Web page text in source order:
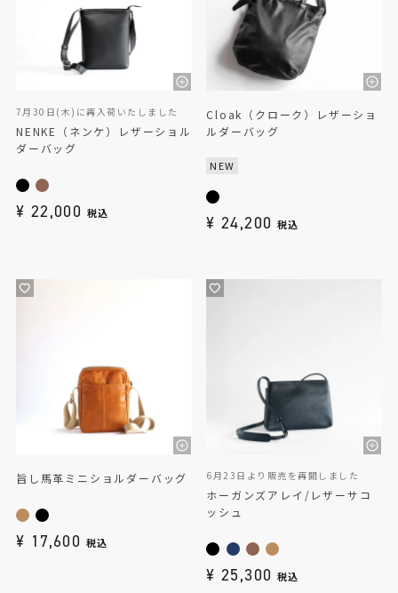
7月30日(木)に再入荷いたしました
NENKE（ネンケ）レザーショル
ダーバッグ
¥ 22,000 税込
Cloak（クローク）レザーショ
ルダーバッグ
NEW
¥ 24,200 税込
旨し馬革ミニショルダーバッグ
¥ 17,600 税込
6月23日より販売を再開しました
ホーガンズアレイ/レザーサコ
ッシュ
¥ 25,300 税込